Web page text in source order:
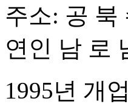
주소: 공 북
연인 남 로
1995년 개